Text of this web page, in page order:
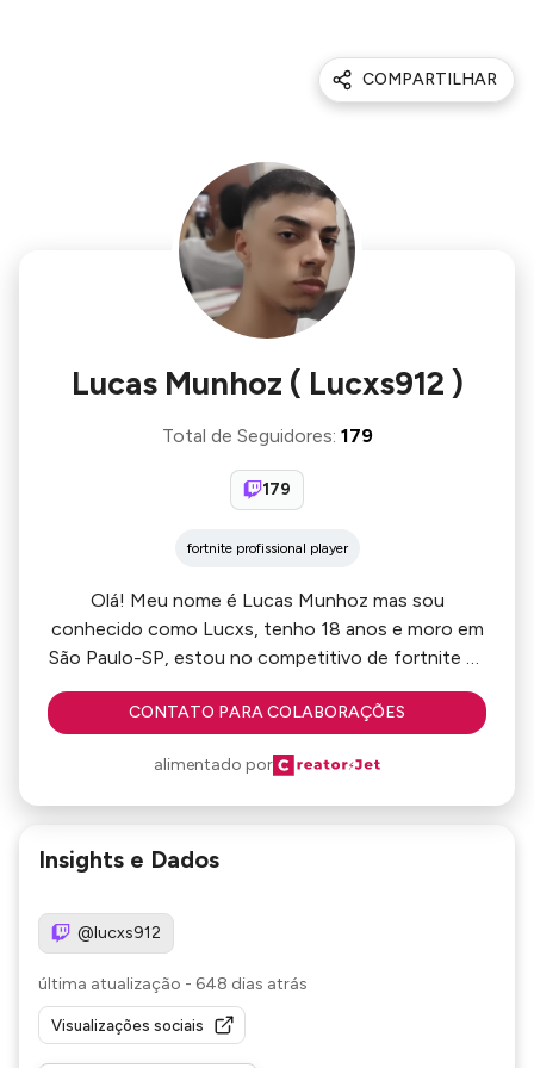
COMPARTILHAR
Lucas Munhoz ( Lucxs912 )
Total de Seguidores: 179
179
fortnite profissional player
Olá! Meu nome é Lucas Munhoz mas sou
conhecido como Lucxs, tenho 18 anos e moro em
São Paulo-SP, estou no competitivo de fortnite há
mais de 5 anos e experiência não falta! Meu sonho
é ser tanto um pro player de fortnite quanto um
earnings onde consegui ainda no ps4, atualmente
jogo no pc, meu maior propósito é fazer com que
não desistam assim como eu, caso queira saber
CONTATO PARA COLABORAÇÕES
alimentado por
Insights e Dados
@lucxs912
última atualização - 648 dias atrás
Visualizações sociais